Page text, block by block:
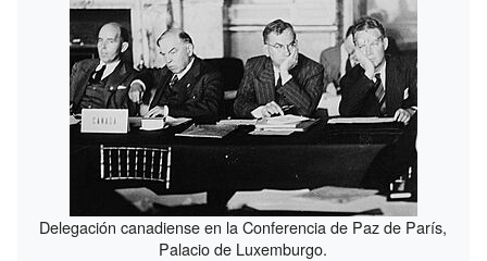
Delegación canadiense en la Conferencia de Paz de París,
Palacio de Luxemburgo.